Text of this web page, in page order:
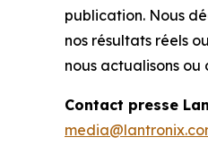
publication. Nous
nos résultats réels
nous actualisons ou
Contact presse